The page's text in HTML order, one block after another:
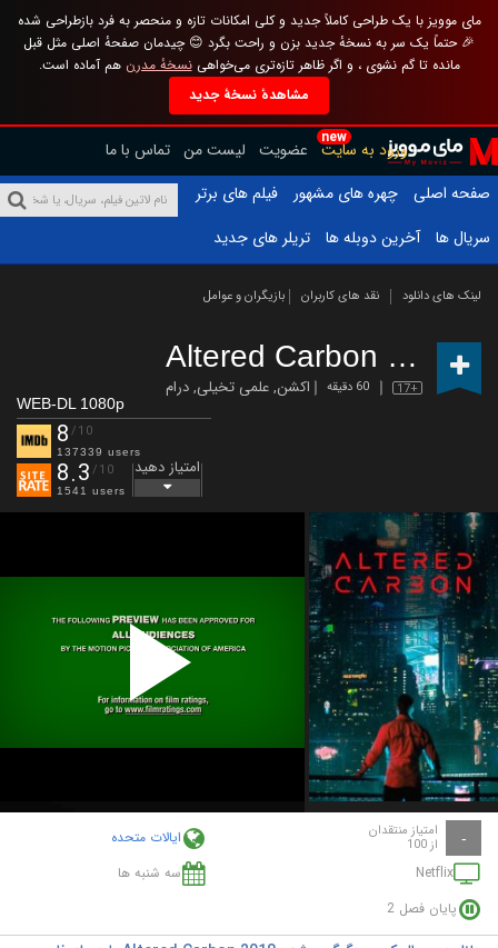
مای موویز با یک طراحی کاملاً جدید و کلی امکانات تازه و منحصر به فرد بازطراحی شده
🎉 حتماً یک سر به نسخهٔ جدید بزن و راحت بگرد 😊 چیدمان صفحهٔ اصلی مثل قبل
مانده تا گم نشوی ، و اگر ظاهر تازه‌تری می‌خواهینسخهٔ مدرن هم آماده است.
مشاهدهٔ نسخهٔ جدید
new
ورود به سایت عضویت لیست من تماس با ما
صفحه اصلی
چهره های مشهور
فیلم های برتر
سریال ها
آخرین دوبله ها تریلر های جدید
لینک های دانلود نقد های کاربران بازیگران و عوامل
Altered Carbon
(2018 – )
17+ 60 دقیقه اکشن,علمی تخیلی,درام
WEB-DL 1080p
8 /10
137339 users
8.3 /10
1541 users
امتیاز دهید
Play
Video
- امتیاز منتقدان
از 100
ایالات متحده
Netflix
سه شنبه ها
پایان فصل 2